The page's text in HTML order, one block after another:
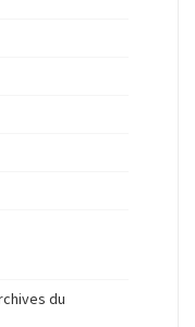
du